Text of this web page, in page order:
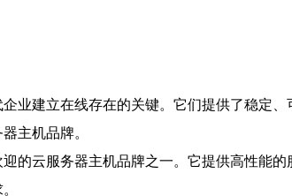
业建立在线存在的关键。它们提供了稳定
主机品牌。
的云服务器主机品牌之一。它提供高性能